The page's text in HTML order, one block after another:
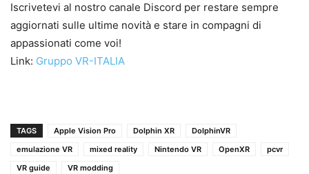
Iscrivetevi al nostro canale Discord per restare sempre
aggiornati sulle ultime novità e stare in compagni di
appassionati come voi!
Link: Gruppo VR-ITALIA
TAGS Apple Vision Pro Dolphin XR
DolphinVR
emulazione VR
mixed reality Nintendo VR OpenXR
pcvr
VR guide
VR modding